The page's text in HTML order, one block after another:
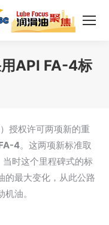
API FA-4标
授权许可两项新的重
4。这两项新标准取
时这个里程碑式的标
的最大变化，从此公路
油。